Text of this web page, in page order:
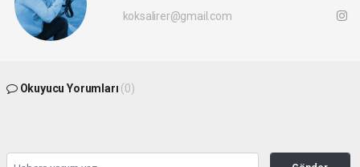
koksalirer@gmail.com
Okuyucu Yorumları (0)